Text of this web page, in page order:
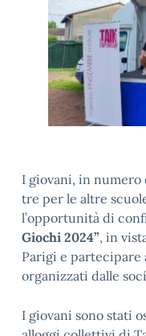
I giovani, in numero
tre per le altre
l’opportunità di
Giochi 2024”, in
Parigi e partecipare
organizzati dalle
I giovani sono stati